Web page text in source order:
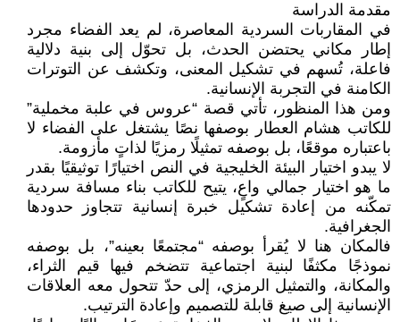
مقدمة الدراسة
في المقاربات السردية المعاصرة، لم يعد الفضاء مجرد
إطار مكاني يحتضن الحدث، بل تحوّل إلى بنية دلالية
فاعلة، تُسهم في تشكيل المعنى، وتكشف عن التوترات
الكامنة في التجربة الإنسانية.
ومن هذا المنظور، تأتي قصة “عروس في علبة مخملية”
للكاتب هشام العطار بوصفها نصًا يشتغل على الفضاء لا
باعتباره موقعًا، بل بوصفه تمثيلًا رمزيًا لذاتٍ مأزومة.
لا يبدو اختيار البيئة الخليجية في النص اختيارًا توثيقيًا بقدر
ما هو اختيار جمالي واعٍ، يتيح للكاتب بناء مسافة سردية
تمكّنه من إعادة تشكيل خبرة إنسانية تتجاوز حدودها
الجغرافية.
فالمكان هنا لا يُقرأ بوصفه “مجتمعًا بعينه”، بل بوصفه
نموذجًا مكثفًا لبنية اجتماعية تتضخم فيها قيم الثراء،
والمكانة، والتمثيل الرمزي، إلى حدّ تتحول معه العلاقات
الإنسانية إلى صيغ قابلة للتصميم وإعادة الترتيب.